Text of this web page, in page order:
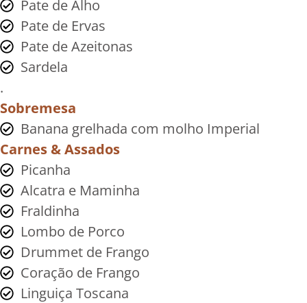
Pate de Alho
Pate de Ervas
Pate de Azeitonas
Sardela
.
Sobremesa
Banana grelhada com molho Imperial
Carnes & Assados
Picanha
Alcatra e Maminha
Fraldinha
Lombo de Porco
Drummet de Frango
Coração de Frango
Linguiça Toscana